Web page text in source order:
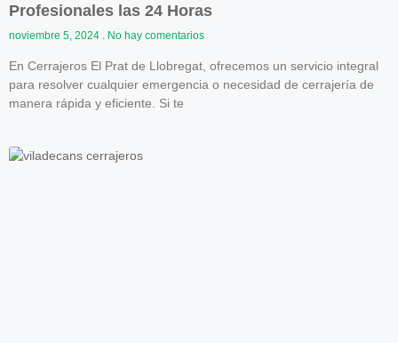
Profesionales las 24 Horas
noviembre 5, 2024 No hay comentarios
En Cerrajeros El Prat de Llobregat, ofrecemos un servicio integral
para resolver cualquier emergencia o necesidad de cerrajería de
manera rápida y eficiente. Si te